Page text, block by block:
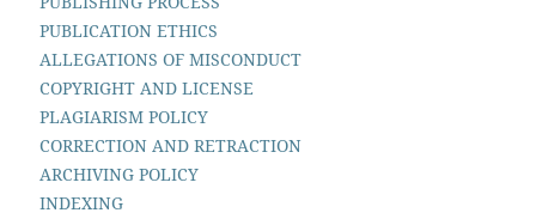
PUBLICATION ETHICS
ALLEGATIONS OF MISCONDUCT
COPYRIGHT AND LICENSE
PLAGIARISM POLICY
CORRECTION AND RETRACTION
ARCHIVING POLICY
INDEXING